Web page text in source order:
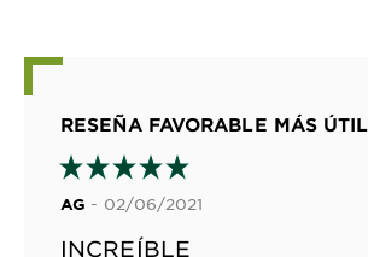
RESEÑA FAVORABLE MÁS ÚTIL
AG - 02/06/2021
INCREÍBLE